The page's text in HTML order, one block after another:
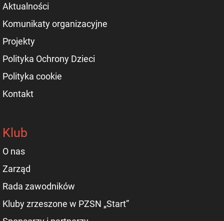
Aktualności
Komunikaty organizacyjne
Projekty
Polityka Ochrony Dzieci
Polityka cookie
Kontakt
Klub
O nas
Zarząd
Rada zawodników
Kluby zrzeszone w PZSN „Start”